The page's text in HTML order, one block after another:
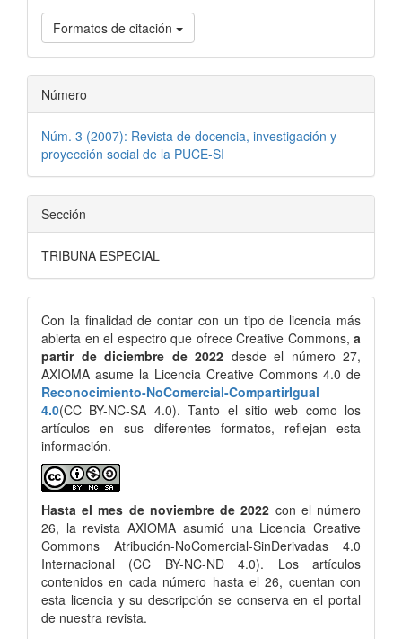
Formatos de citación
Número
Núm. 3 (2007): Revista de docencia, investigación y
proyección social de la PUCE-SI
Sección
TRIBUNA ESPECIAL
Con la finalidad de contar con un tipo de licencia más
abierta en el espectro que ofrece Creative Commons, a
partir de diciembre de 2022 desde el número 27,
AXIOMA asume la Licencia Creative Commons 4.0 de
Reconocimiento-NoComercial-CompartirIgual
4.0(CC BY-NC-SA 4.0). Tanto el sitio web como los
artículos en sus diferentes formatos, reflejan esta
información.
Hasta el mes de noviembre de 2022 con el número
26, la revista AXIOMA asumió una Licencia Creative
Commons Atribución-NoComercial-SinDerivadas 4.0
Internacional (CC BY-NC-ND 4.0). Los artículos
contenidos en cada número hasta el 26, cuentan con
esta licencia y su descripción se conserva en el portal
de nuestra revista.